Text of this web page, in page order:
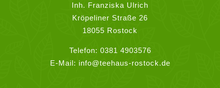
Inh. Franziska Ulrich
Kröpeliner Straße 26
18055 Rostock
Telefon: 0381 4903576
E-Mail: info@teehaus-rostock.de